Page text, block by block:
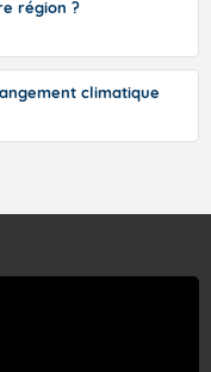
région ?
climatique